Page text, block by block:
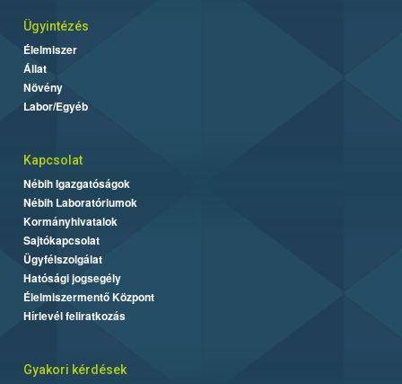
Ügyintézés
Élelmiszer
Állat
Növény
Labor/Egyéb
Kapcsolat
Nébih Igazgatóságok
Nébih Laboratóriumok
Kormányhivatalok
Sajtókapcsolat
Ügyfélszolgálat
Hatósági jogsegély
Élelmiszermentő Központ
Hírlevél feliratkozás
Gyakori kérdések